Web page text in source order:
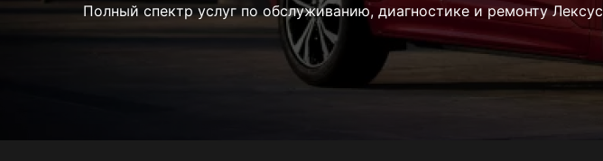
Полный спектр услуг по обслуживанию, диагностике и ремонту Лексус